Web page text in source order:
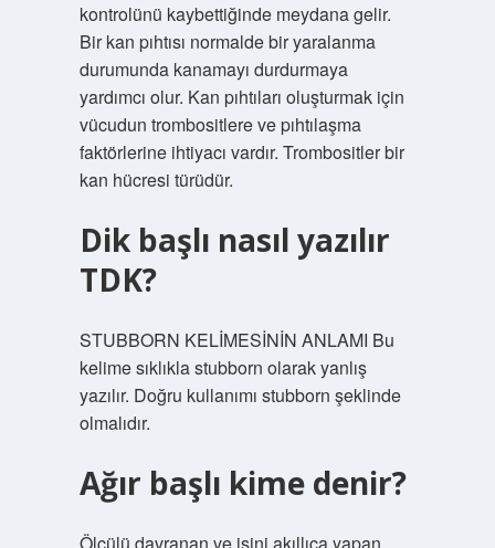
kontrolünü kaybettiğinde meydana gelir.
Bir kan pıhtısı normalde bir yaralanma
durumunda kanamayı durdurmaya
yardımcı olur. Kan pıhtıları oluşturmak için
vücudun trombositlere ve pıhtılaşma
faktörlerine ihtiyacı vardır. Trombositler bir
kan hücresi türüdür.
Dik başlı nasıl yazılır
TDK?
STUBBORN KELİMESİNİN ANLAMI Bu
kelime sıklıkla stubborn olarak yanlış
yazılır. Doğru kullanımı stubborn şeklinde
olmalıdır.
Ağır başlı kime denir?